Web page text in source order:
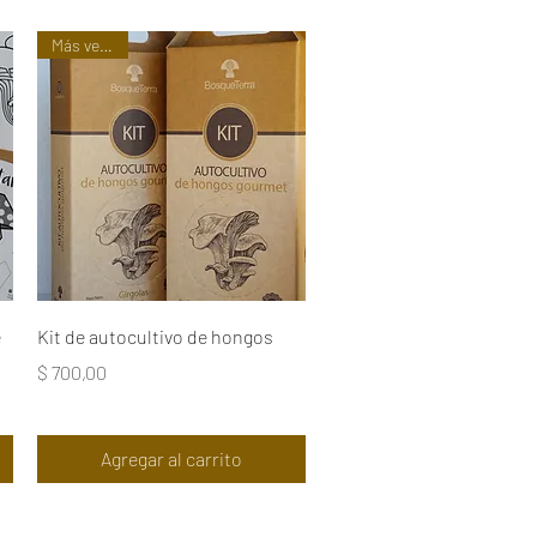
Vista rápida
Más vendido
Kit de autocultivo de hongos
Precio
$ 700,00
Agregar al carrito